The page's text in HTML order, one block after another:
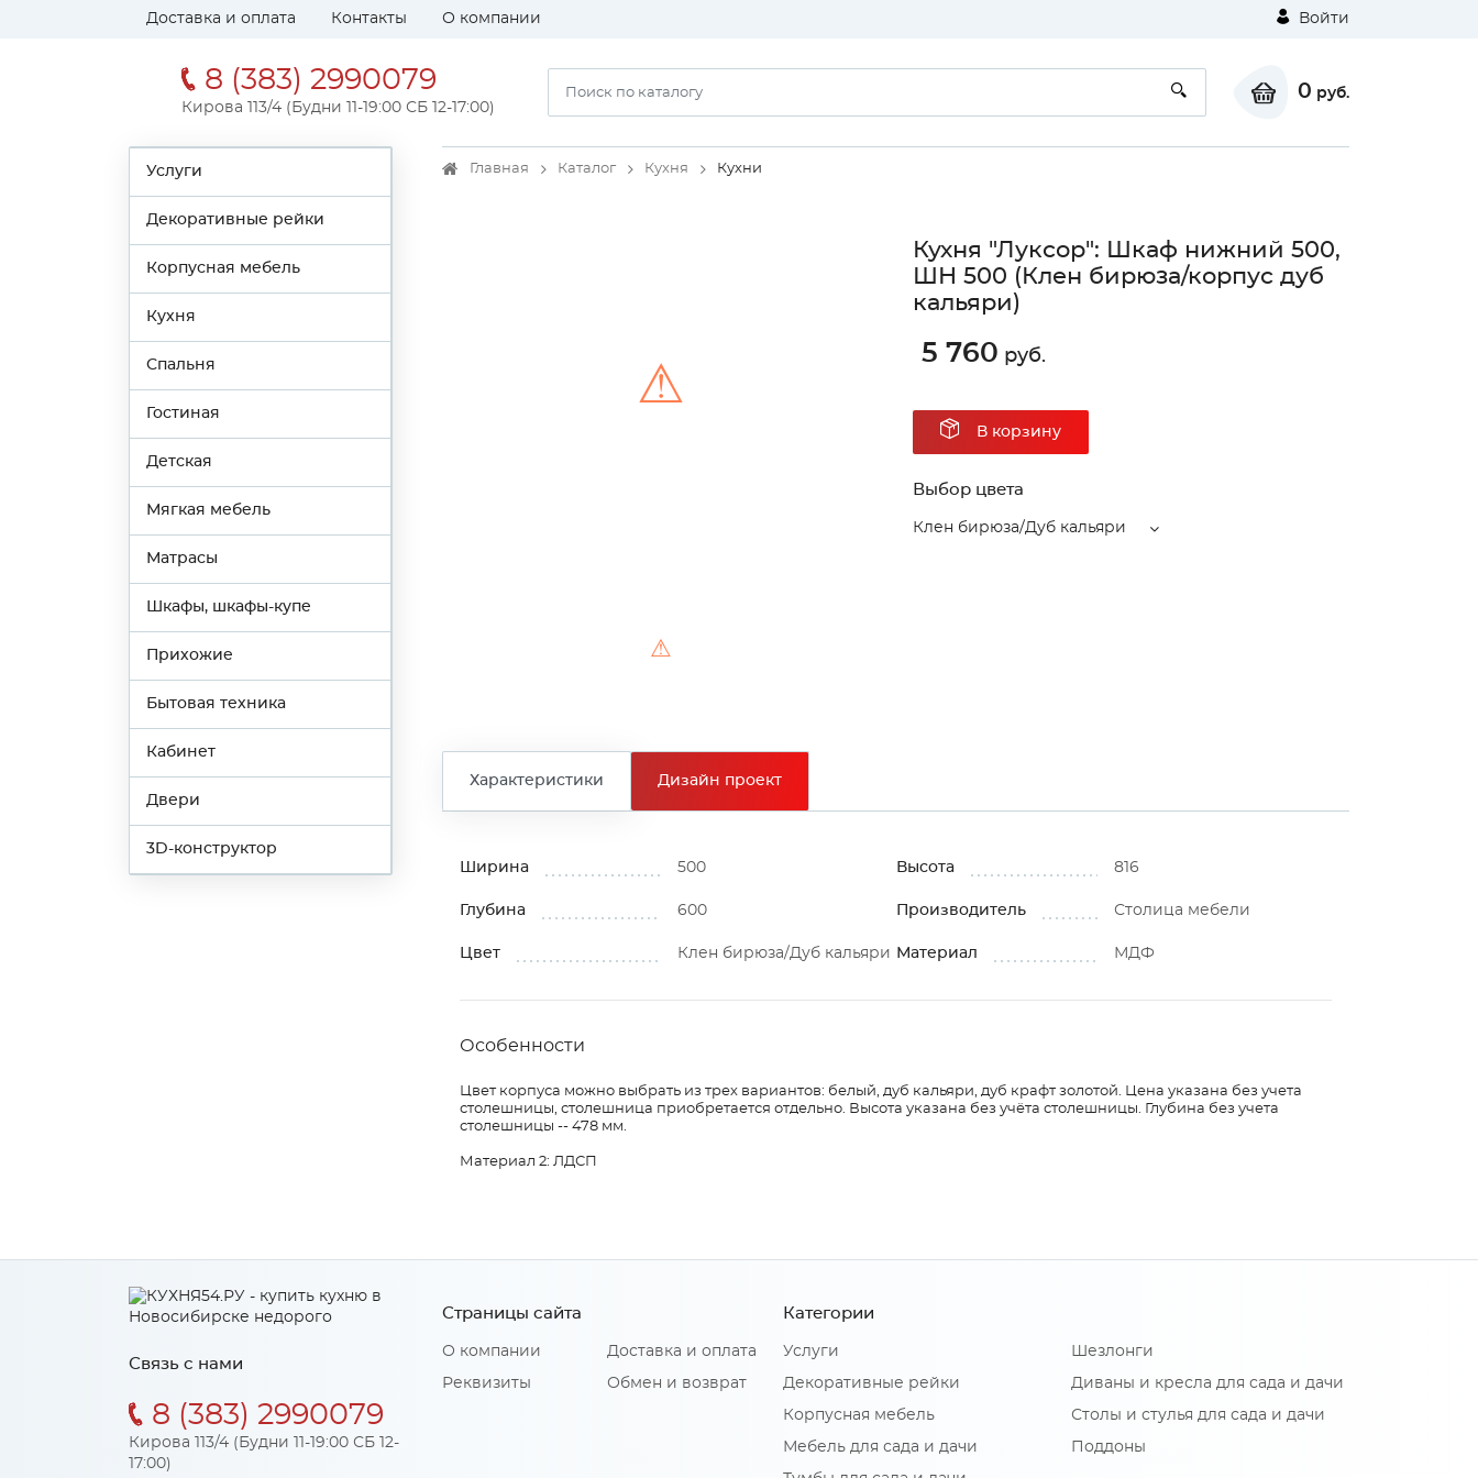
Доставка и оплата Контакты О компании Войти
8 (383) 2990079
Кирова 113/4 (Будни 11-19:00 СБ 12-17:00)
0 руб.
Услуги
Декоративные рейки
Корпусная мебель
Кухня
Спальня
Гостиная
Детская
Мягкая мебель
Матрасы
Шкафы, шкафы-купе
Прихожие
Бытовая техника
Кабинет
Двери
3D-конструктор
Главная Каталог Кухня Кухни
⚠
⚠
Кухня "Луксор": Шкаф нижний 500,
ШН 500 (Клен бирюза/корпус дуб
кальяри)
5 760 руб.
В корзину
Выбор цвета
Клен бирюза/Дуб кальяри
Характеристики Дизайн проект
Ширина 500 Высота 816
Глубина 600 Производитель Столица мебели
Цвет Клен бирюза/Дуб кальяри Материал МДФ
Особенности
Цвет корпуса можно выбрать из трех вариантов: белый, дуб кальяри, дуб крафт золотой. Цена указана без учета
столешницы, столешница приобретается отдельно. Высота указана без учёта столешницы. Глубина без учета
столешницы -- 478 мм.
Материал 2: ЛДСП
Связь с нами
8 (383) 2990079
Кирова 113/4 (Будни 11-19:00 СБ 12-
17:00)
Страницы сайта
О компании
Реквизиты
Доставка и оплата
Обмен и возврат
Категории
Услуги
Декоративные рейки
Корпусная мебель
Мебель для сада и дачи
Шезлонги
Диваны и кресла для сада и дачи
Столы и стулья для сада и дачи
Поддоны